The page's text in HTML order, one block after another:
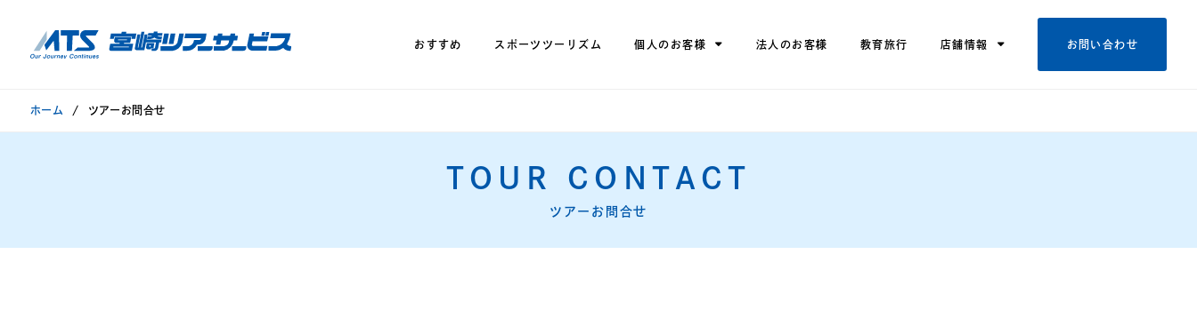
おすすめ スポーツツーリズム 個人のお客様 法人のお客様 教育旅行 店舗情報 お問い合わせ
ホーム ツアーお問合せ
TOUR CONTACT
ツアーお問合せ